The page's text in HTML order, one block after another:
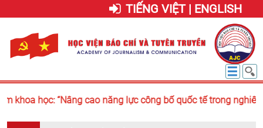
TIẾNG VIỆT | ENGLISH
khoa học: “Nâng cao năng lực công bố quốc tế trong